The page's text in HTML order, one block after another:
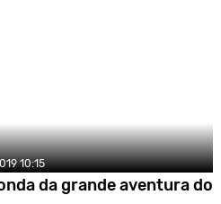
10:15
da grande aventura do